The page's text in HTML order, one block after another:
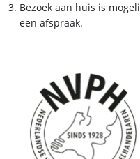
Bezoek aan huis is
een afspraak.